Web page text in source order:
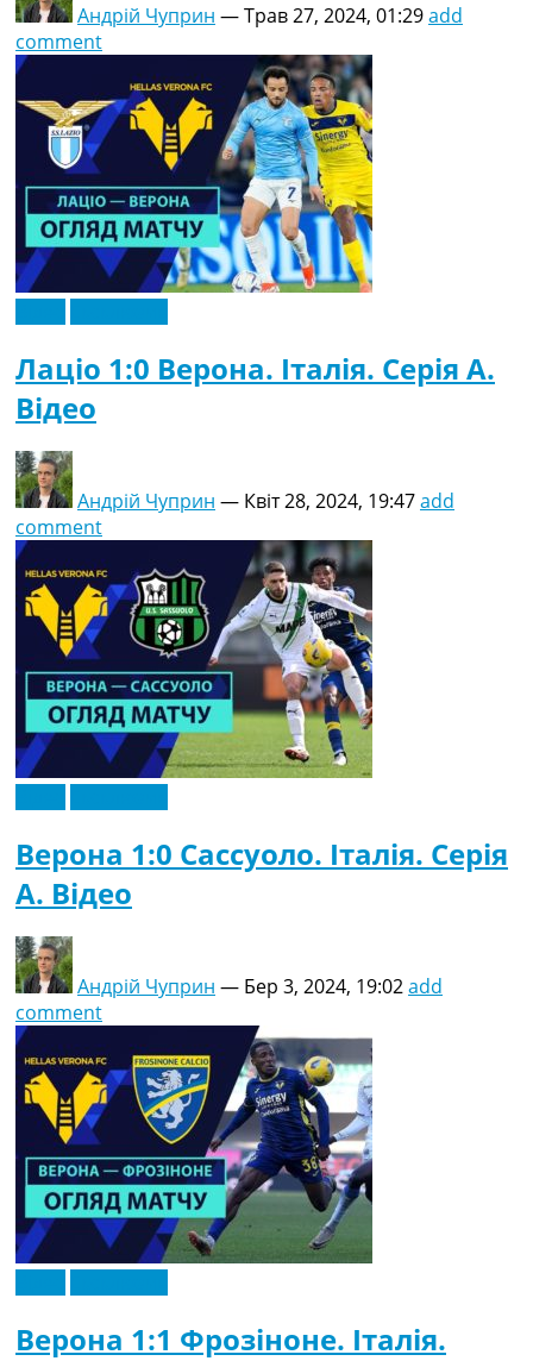
Андрій Чуприн —Трав 27, 2024, 01:29add
comment
Лаціо 1:0 Верона. Італія. Серія A.
Відео
Андрій Чуприн — Квіт 28, 2024, 19:47add
comment
Верона 1:0 Сассуоло. Італія. Серія
A. Відео
Андрій Чуприн — Бер 3, 2024, 19:02add
comment
Верона 1:1 Фрозіноне. Італія.